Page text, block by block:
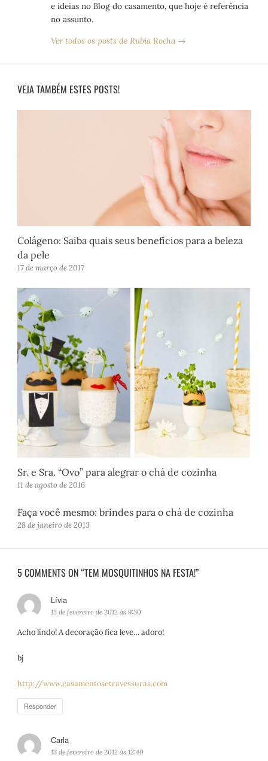
e ideias no Blog do casamento, que hoje é referência
no assunto.
Ver todos os posts de Rubia Rocha →
VEJA TAMBÉM ESTES POSTS!
Colágeno: Saiba quais seus benefícios para a beleza
da pele
17 de março de 2017
Sr. e Sra. “Ovo” para alegrar o chá de cozinha
11 de agosto de 2016
Faça você mesmo: brindes para o chá de cozinha
28 de janeiro de 2013
5 COMMENTS ON “TEM MOSQUITINHOS NA FESTA!”
Lívia
i
s
13 de fevereiro de 2012 às 9:30
Acho lindo! A decoração fica leve… adoro!
bj
http://www.casamentosetravessuras.com
Responder
Carla
i
13 de fevereiro de 2012 às 12:40